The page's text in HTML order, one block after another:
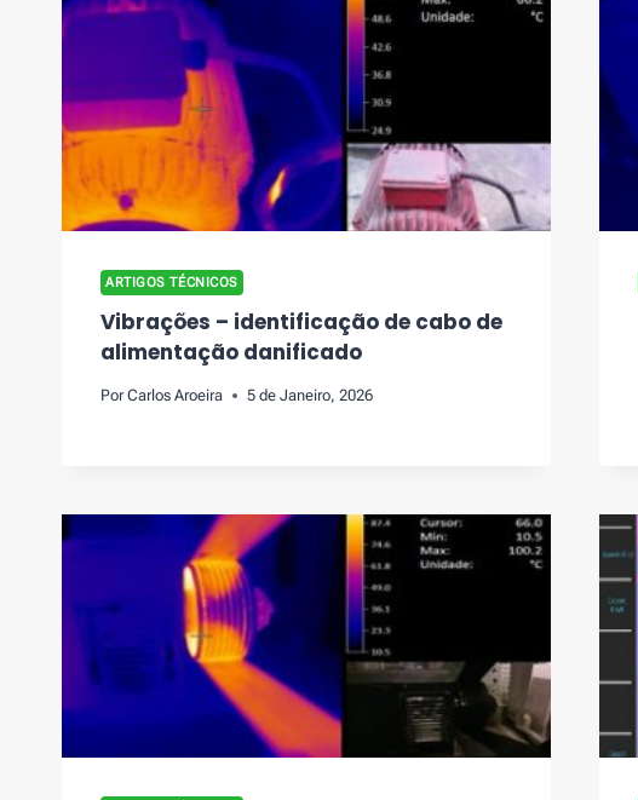
ARTIGOS TÉCNICOS
Vibrações – identificação de cabo de
alimentação danificado
Por Carlos Aroeira 5 de Janeiro, 2026